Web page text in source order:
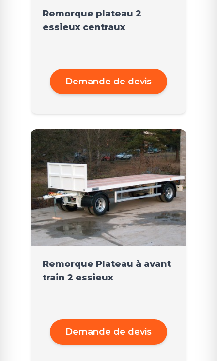
Remorque plateau 2
essieux centraux
Demande de devis
Remorque Plateau à avant
train 2 essieux
Demande de devis